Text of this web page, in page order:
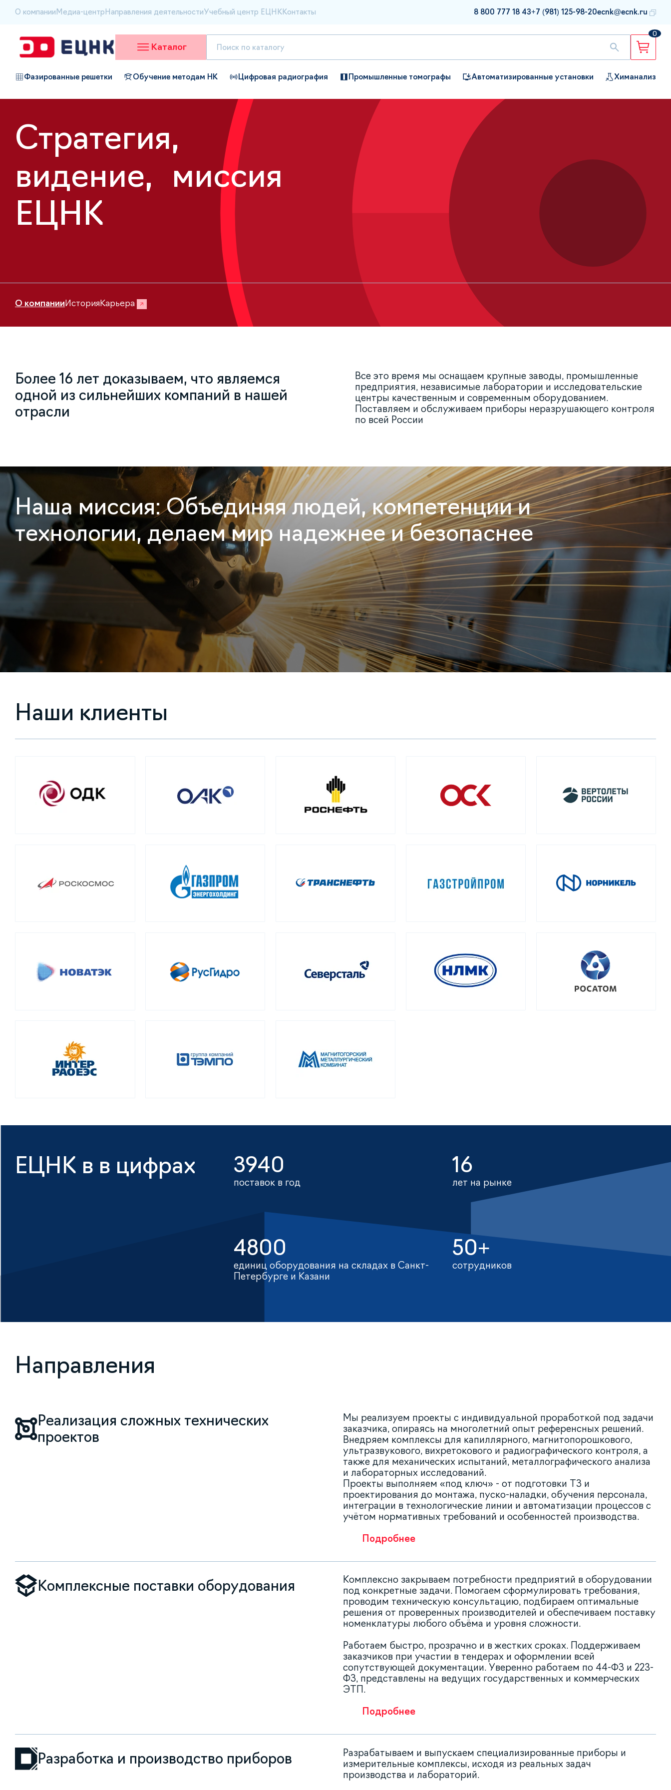
О компании Медиа-центр Направления деятельностиУчебный центр ЕЦНК Контакты 8 800 777 18 43+7 (981) 125-98-20ecnk@ecnk.ru
Каталог
0
Фазированные решетки Обучение методам НК Цифровая радиография Промышленные томографы Автоматизированные установки Химанализ
Стратегия,
видение, миссия
ЕЦНК
О компании История Карьера
Более 16 лет доказываем, что являемся
одной из сильнейших компаний в нашей
отрасли
Все это время мы оснащаем крупные заводы, промышленные
предприятия, независимые лаборатории и исследовательские
центры качественным и современным оборудованием.
Поставляем и обслуживаем приборы неразрушающего контроля
по всей России
Наша миссия: Объединяя людей, компетенции и
технологии, делаем мир надежнее и безопаснее
Наши клиенты
ЕЦНК в в цифрах 3940
поставок в год
16
лет на рынке
4800
единиц оборудования на складах в Санкт-
Петербурге и Казани
50+
сотрудников
Направления
Реализация сложных технических
проектов
Мы реализуем проекты с индивидуальной проработкой под задачи
заказчика, опираясь на многолетний опыт референсных решений.
Внедряем комплексы для капиллярного, магнитопорошкового,
ультразвукового, вихретокового и радиографического контроля, а
также для механических испытаний, металлографического анализа
и лабораторных исследований.
Проекты выполняем «под ключ» - от подготовки ТЗ и
проектирования до монтажа, пуско-наладки, обучения персонала,
интеграции в технологические линии и автоматизации процессов с
учётом нормативных требований и особенностей производства.
Подробнее
Комплексные поставки оборудования
Комплексно закрываем потребности предприятий в оборудовании
под конкретные задачи. Помогаем сформулировать требования,
проводим техническую консультацию, подбираем оптимальные
решения от проверенных производителей и обеспечиваем поставку
номенклатуры любого объёма и уровня сложности.
Работаем быстро, прозрачно и в жестких сроках. Поддерживаем
заказчиков при участии в тендерах и оформлении всей
сопутствующей документации. Уверенно работаем по 44-ФЗ и 223-
ФЗ, представлены на ведущих государственных и коммерческих
ЭТП.
Подробнее
Разработка и производство приборов
Разрабатываем и выпускаем специализированные приборы и
измерительные комплексы, исходя из реальных задач
производства и лабораторий.